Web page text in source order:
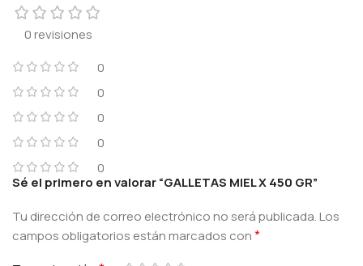
0 revisiones
0
0
0
0
0
Sé el primero en valorar “GALLETAS MIEL X 450 GR”
Tu dirección de correo electrónico no será publicada.Los
campos obligatorios están marcados con*